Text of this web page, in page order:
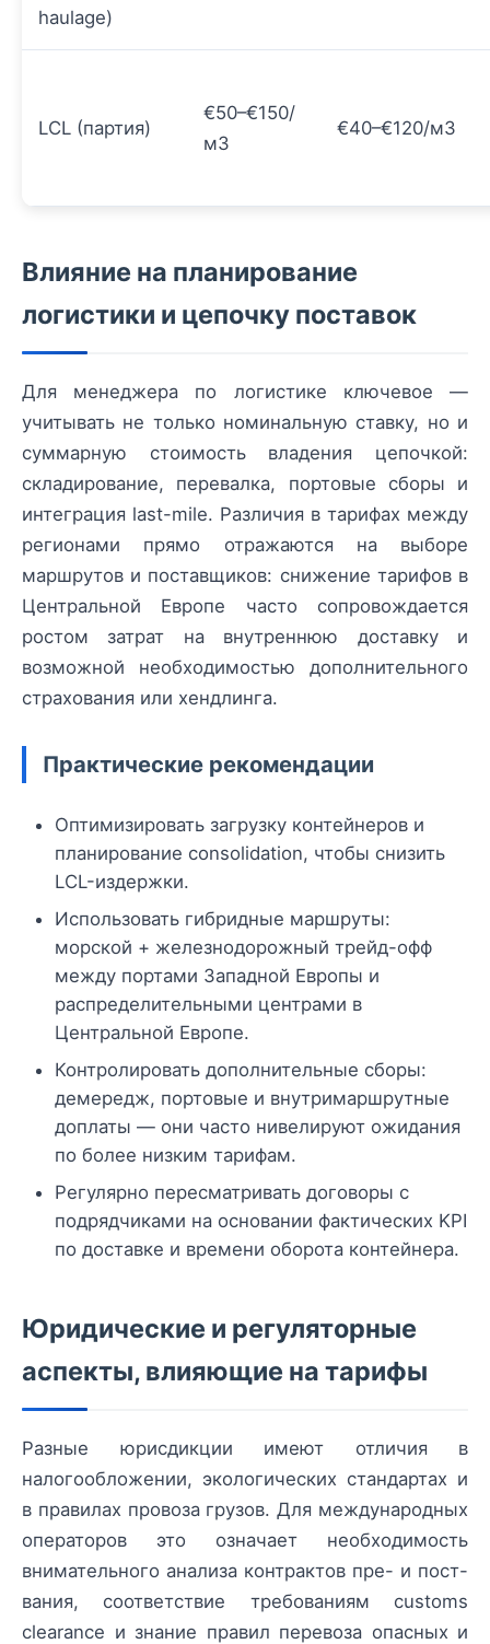
haulage)
LCL (партия)
€50–€150/
м3
€40–€120/м3
Влияние на планирование
логистики и цепочку поставок
Для менеджера по логистике ключевое —
учитывать не только номинальную ставку, но и
суммарную стоимость владения цепочкой:
складирование, перевалка, портовые сборы и
интеграция last-mile. Различия в тарифах между
регионами прямо отражаются на выборе
маршрутов и поставщиков: снижение тарифов в
Центральной Европе часто сопровождается
ростом затрат на внутреннюю доставку и
возможной необходимостью дополнительного
страхования или хендлинга.
Практические рекомендации
Оптимизировать загрузку контейнеров и
планирование consolidation, чтобы снизить
LCL-издержки.
Использовать гибридные маршруты:
морской + железнодорожный трейд-офф
между портами Западной Европы и
распределительными центрами в
Центральной Европе.
Контролировать дополнительные сборы:
демередж, портовые и внутримаршрутные
доплаты — они часто нивелируют ожидания
по более низким тарифам.
Регулярно пересматривать договоры с
подрядчиками на основании фактических KPI
по доставке и времени оборота контейнера.
Юридические и регуляторные
аспекты, влияющие на тарифы
Разные юрисдикции имеют отличия в
налогообложении, экологических стандартах и
в правилах провоза грузов. Для международных
операторов это означает необходимость
внимательного анализа контрактов пре- и пост-
вания, соответствие требованиям customs
clearance и знание правил перевоза опасных и